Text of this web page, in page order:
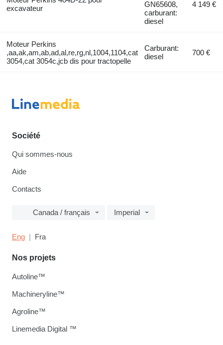
excavateur
GN65608,
carburant:
diesel
4 149 €
Moteur Perkins
,aa,ak,am,ab,ad,al,re,rg,nl,1004,1104,cat
3054,cat 3054c,jcb dis pour tractopelle
Carburant:
diesel
700 €
Société
Qui sommes-nous
Aide
Contacts
Canada / français Imperial
Eng Fra
Nos projets
Autoline™
Machineryline™
Agroline™
Linemedia Digital ™